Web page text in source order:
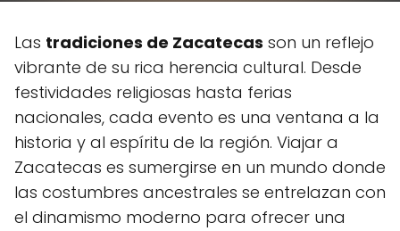
Las tradiciones de Zacatecas son un reflejo
vibrante de su rica herencia cultural. Desde
festividades religiosas hasta ferias
nacionales, cada evento es una ventana a la
historia y al espíritu de la región. Viajar a
Zacatecas es sumergirse en un mundo donde
las costumbres ancestrales se entrelazan con
el dinamismo moderno para ofrecer una